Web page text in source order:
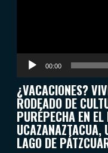
00:00
¿VACACIONES?
RODEADO DE
PURÉPECHA EN
LAGO DE